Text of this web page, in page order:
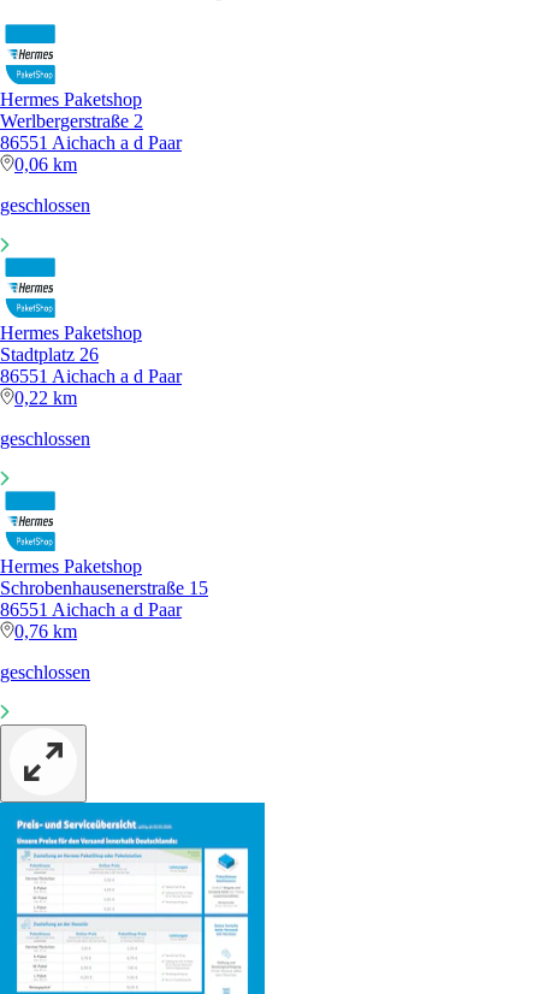
Hermes Paketshop
Werlbergerstraße 2
86551 Aichach a d Paar
0,06 km
geschlossen
Hermes Paketshop
Stadtplatz 26
86551 Aichach a d Paar
0,22 km
geschlossen
Hermes Paketshop
Schrobenhausenerstraße 15
86551 Aichach a d Paar
0,76 km
geschlossen